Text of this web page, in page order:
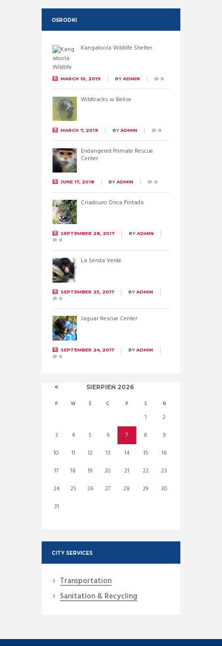
OŚRODKI
Kangaloola Wildlife Shelter
MARCH 10, 2019 BYADMIN 0
Wildtracks w Belize
MARCH 7, 2019 BYADMIN 0
Endangered Primate Rescue
Center
JUNE 17, 2018 BYADMIN 0
Criadouro Onca Pintada
SEPTEMBER 28, 2017 BYADMIN
0
La Senda Verde
SEPTEMBER 25, 2017 BYADMIN
0
Jaguar Rescue Center
SEPTEMBER 24, 2017 BYADMIN
0
SIERPIEŃ 2026
P W Ś C P S N
1
2
3
4 5 6 7 8
9
10
11 12 13 14 15
16
17
18 19 20 21 22
23
24
25 26 27 28 29
30
31
CITY SERVICES
Transportation
Sanitation & Recycling